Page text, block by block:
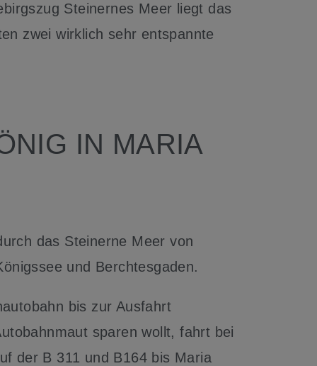
Steinernes Meer liegt das
zwei wirklich sehr entspannte
IN MARIA
das Steinerne Meer von
und Berchtesgaden.
bis zur Ausfahrt
sparen wollt, fahrt bei
der B 311 und B164 bis Maria